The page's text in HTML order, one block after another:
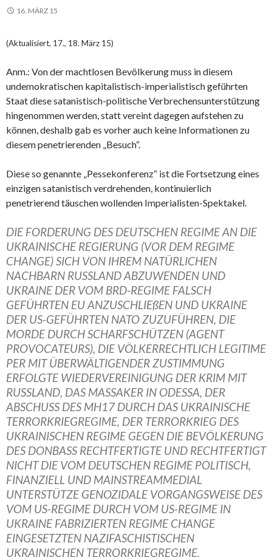
16. MÄRZ 15
(Aktualisiert, 17., 18. März 15)
Anm.: Von der machtlosen Bevölkerung muss in diesem
undemokratischen kapitalistisch-imperialistisch geführten
Staat diese satanistisch-politische Verbrechensunterstützung
hingenommen werden, statt vereint dagegen aufstehen zu
können, deshalb gab es vorher auch keine Informationen zu
diesem penetrierenden „Besuch“.
Diese so genannte „Pessekonferenz“ ist die Fortsetzung eines
einzigen satanistisch verdrehenden, kontinuierlich
penetrierend täuschen wollenden Imperialisten-Spektakel.
DIE FORDERUNG DES DEUTSCHEN REGIME AN DIE
UKRAINISCHE REGIERUNG (VOR DEM REGIME
CHANGE) SICH VON IHREM NATÜRLICHEN
NACHBARN RUSSLAND ABZUWENDEN UND
UKRAINE DER VOM BRD-REGIME FALSCH
GEFÜHRTEN EU ANZUSCHLIEßEN UND UKRAINE
DER US-GEFÜHRTEN NATO ZUZUFÜHREN, DIE
MORDE DURCH SCHARFSCHÜTZEN (AGENT
PROVOCATEURS), DIE VÖLKERRECHTLICH LEGITIME
PER MIT ÜBERWÄLTIGENDER ZUSTIMMUNG
ERFOLGTE WIEDERVEREINIGUNG DER KRIM MIT
RUSSLAND, DAS MASSAKER IN ODESSA, DER
ABSCHUSS DES MH17 DURCH DAS UKRAINISCHE
TERRORKRIEGREGIME, DER TERRORKRIEG DES
UKRAINISCHEN REGIME GEGEN DIE BEVÖLKERUNG
DES DONBASS RECHTFERTIGTE UND RECHTFERTIGT
NICHT DIE VOM DEUTSCHEN REGIME POLITISCH,
FINANZIELL UND MAINSTREAMMEDIAL
UNTERSTÜTZE GENOZIDALE VORGANGSWEISE DES
VOM US-REGIME DURCH VOM US-REGIME IN
UKRAINE FABRIZIERTEN REGIME CHANGE
EINGESETZTEN NAZIFASCHISTISCHEN
UKRAINISCHEN TERRORKRIEGREGIME.